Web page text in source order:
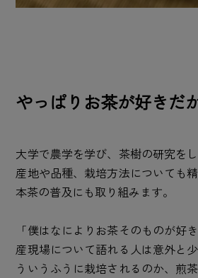
やっぱりお茶が好きだ
大学で農学を学び、茶樹の研究を
産地や品種、栽培方法についても
本茶の普及にも取り組みます。
「僕はなによりお茶そのものが好
産現場について語れる人は意外と
ういうふうに栽培されるのか、煎